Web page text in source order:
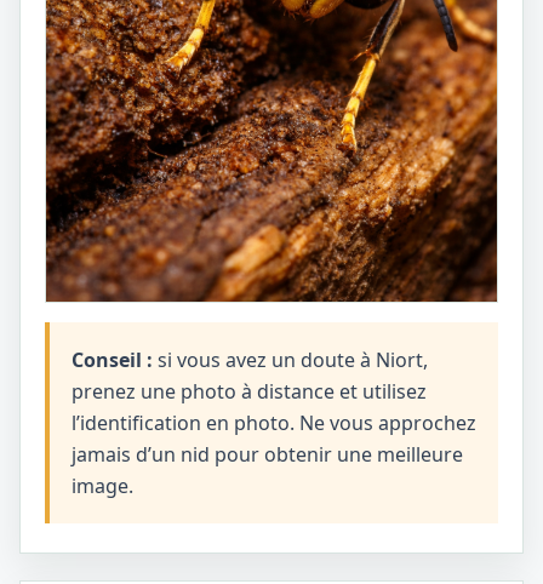
Conseil : si vous avez un doute à Niort,
prenez une photo à distance et utilisez
l’identification en photo. Ne vous approchez
jamais d’un nid pour obtenir une meilleure
image.